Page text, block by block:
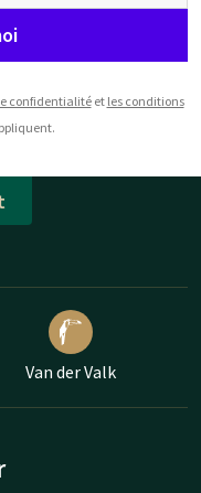
confidentialitéet les conditions
Van der Valk